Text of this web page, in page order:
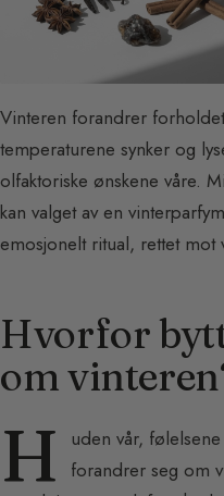
Vinteren forandrer
temperaturene synker og
olfaktoriske ønskene våre.
kan valget av en
emosjonelt ritual, rettet
Hvorfor
om
H
uden vår,
forandrer seg om